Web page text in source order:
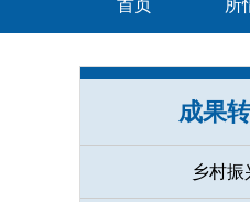
首页 所
成果
乡村振